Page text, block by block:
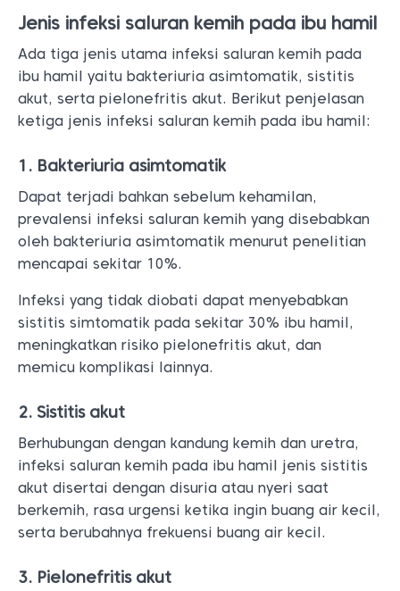
Jenis infeksi saluran kemih pada ibu hamil
Ada tiga jenis utama infeksi saluran kemih pada
ibu hamil yaitu bakteriuria asimtomatik, sistitis
akut, serta pielonefritis akut. Berikut penjelasan
ketiga jenis infeksi saluran kemih pada ibu hamil:
1. Bakteriuria asimtomatik
Dapat terjadi bahkan sebelum kehamilan,
prevalensi infeksi saluran kemih yang disebabkan
oleh bakteriuria asimtomatik menurut penelitian
mencapai sekitar 10%.
Infeksi yang tidak diobati dapat menyebabkan
sistitis simtomatik pada sekitar 30% ibu hamil,
meningkatkan risiko pielonefritis akut, dan
memicu komplikasi lainnya.
2. Sistitis akut
Berhubungan dengan kandung kemih dan uretra,
infeksi saluran kemih pada ibu hamil jenis sistitis
akut disertai dengan disuria atau nyeri saat
berkemih, rasa urgensi ketika ingin buang air kecil,
serta berubahnya frekuensi buang air kecil.
3. Pielonefritis akut